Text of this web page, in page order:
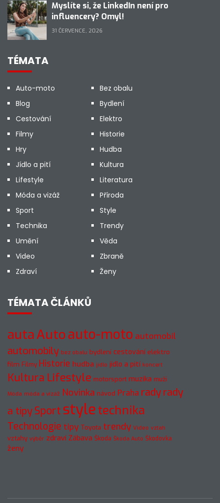
Myslíte si, že LinkedIn není pro
influencery? Omyl!
31 ČERVENCE, 2026
TÉMATA
Auto-moto
Bez obalu
Blog
Bydlení
Cestování
Elektro
Filmy
Historie
Hry
Hudba
Jídlo a pití
Kultura
Lifestyle
Literatura
Móda a vizáž
Příroda
Sport
Style
Technika
Trendy
Umění
Věda
Video
Zbraně
Zdraví
Ženy
TÉMATA ČLÁNKŮ
autaAutoauto-moto automobil
automobily bez obalu bydlení cestování elektro
film Filmy Historie hudba jídlo jídlo a pití koncert
Kultura Lifestyle motorsport muzika muži
Móda móda a vizáž Novinka návod Praha radyrady
a tipySport styletechnika
Technologie tipy Toyota trendy Video vztah
vztahy výběr zdraví Zábava Škoda Škoda Auto Škodovka
ženy